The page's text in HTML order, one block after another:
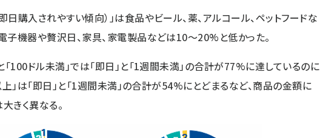
日購入されやすい傾向）」は食品やビール、薬、アルコール、ペットフードな
子機器や贅沢日、家具、家電製品などは10～20%と低かった。
100ドル未満」では「即日」と「1週間未満」の合計が77%に達しているのに
上」は「即日」と「1週間未満」の合計が54%にとどまるなど、商品の金額に
きく異なる。